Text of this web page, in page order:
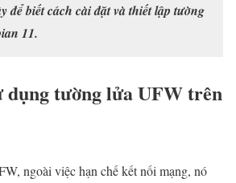
để biết cách cài đặt và thiết lập tường
11.
dụng tường lửa UFW trên
ngoài việc hạn chế kết nối mạng, nó